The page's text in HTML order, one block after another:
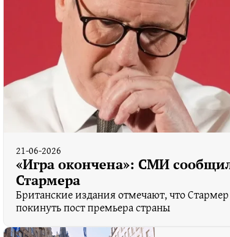
21-06-2026
«Игра окончена»: СМИ
Стармера
Британские издания отмечают, что
покинуть пост премьера страны